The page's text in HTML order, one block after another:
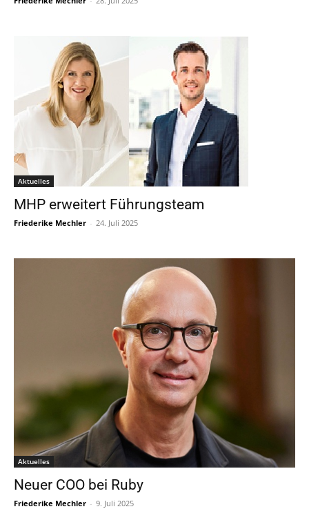
Aktuelles
MHP erweitert Führungsteam
Friederike Mechler - 24. Juli 2025
Aktuelles
Neuer COO bei Ruby
Friederike Mechler - 9. Juli 2025